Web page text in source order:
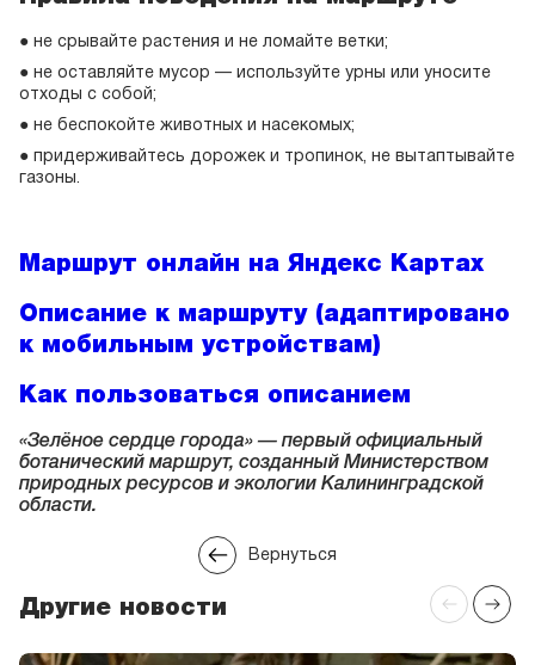
● не срывайте растения и не ломайте ветки;
● не оставляйте мусор — используйте урны или уносите
отходы с собой;
● не беспокойте животных и насекомых;
● придерживайтесь дорожек и тропинок, не вытаптывайте
газоны.
Маршрут онлайн на Яндекс Картах
Описание к маршруту (адаптировано
к мобильным устройствам)
Как пользоваться описанием
«Зелёное сердце города» — первый официальный
ботанический маршрут, созданный Министерством
природных ресурсов и экологии Калининградской
области.
Вернуться
Другие новости